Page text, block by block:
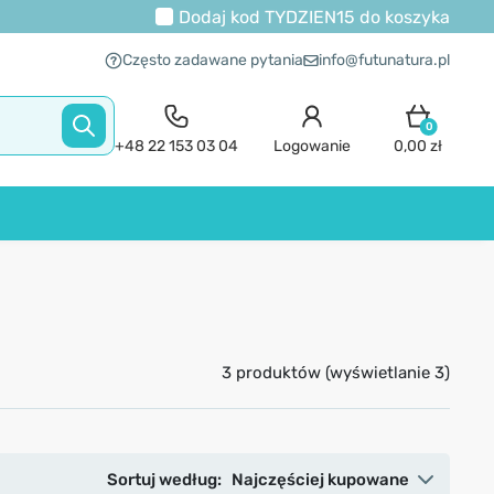
Dodaj kod TYDZIEN15 do koszyka
Często zadawane pytania info@futunatura.pl
+48 22 153 03 04 Logowanie
0
0,00 zł
3 produktów (wyświetlanie 3)
Sortuj według: Najczęściej kupowane